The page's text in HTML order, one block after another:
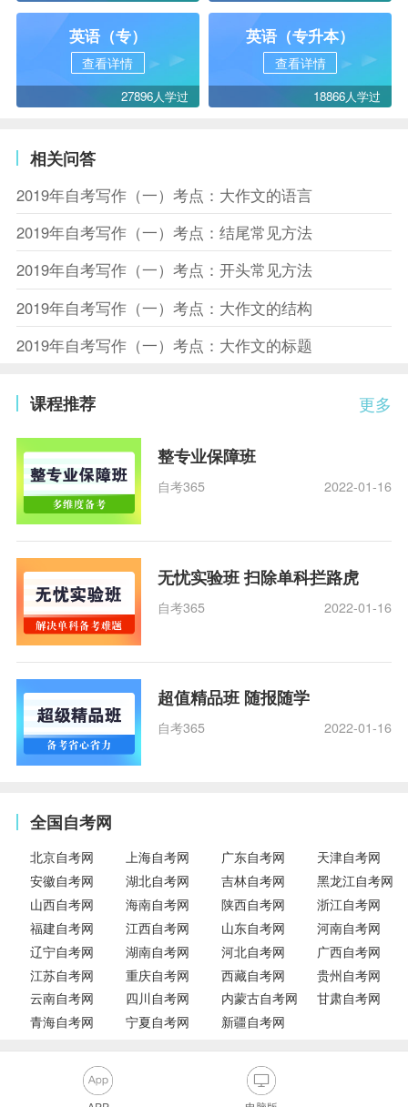
英语（专）
查看详情
27896人学过
英语（专升本）
查看详情
18866人学过
相关问答
2019年自考写作（一）考点：大作文的语言
2019年自考写作（一）考点：结尾常见方法
2019年自考写作（一）考点：开头常见方法
2019年自考写作（一）考点：大作文的结构
2019年自考写作（一）考点：大作文的标题
更多
课程推荐
整专业保障班
自考365 2022-01-16
无忧实验班 扫除单科拦路虎
自考365 2022-01-16
超值精品班 随报随学
自考365 2022-01-16
全国自考网
北京自考网 上海自考网 广东自考网
天津自考网
安徽自考网
湖北自考网 吉林自考网
黑龙江自考网
山西自考网
海南自考网 陕西自考网
浙江自考网
福建自考网
江西自考网 山东自考网
河南自考网
辽宁自考网
湖南自考网 河北自考网
广西自考网
江苏自考网
重庆自考网 西藏自考网
贵州自考网
云南自考网
四川自考网 内蒙古自考网
甘肃自考网
青海自考网
宁夏自考网 新疆自考网